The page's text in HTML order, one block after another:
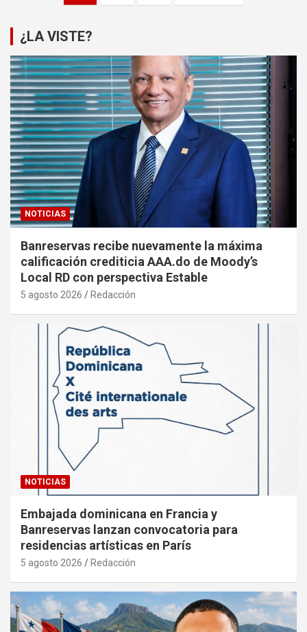
entradas
¿LA VISTE?
NOTICIAS
Banreservas recibe nuevamente la máxima
calificación crediticia AAA.do de Moody’s
Local RD con perspectiva Estable
5 agosto 2026 Redacción
NOTICIAS
Embajada dominicana en Francia y
Banreservas lanzan convocatoria para
residencias artísticas en París
5 agosto 2026 Redacción